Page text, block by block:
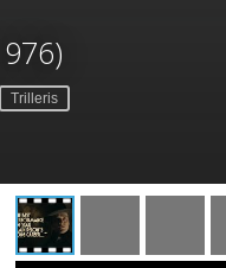
Trilleris